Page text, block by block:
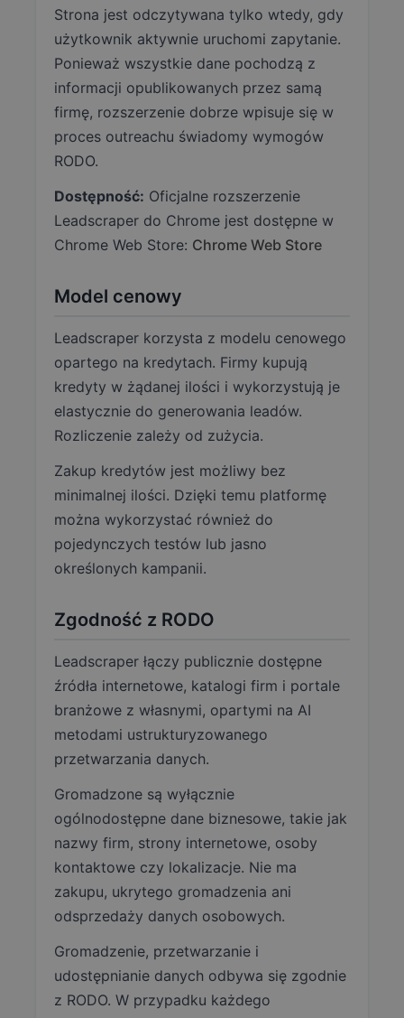
Strona jest odczytywana tylko wtedy, gdy
użytkownik aktywnie uruchomi zapytanie.
Ponieważ wszystkie dane pochodzą z
informacji opublikowanych przez samą
firmę, rozszerzenie dobrze wpisuje się w
proces outreachu świadomy wymogów
RODO.
Dostępność: Oficjalne rozszerzenie
Leadscraper do Chrome jest dostępne w
Chrome Web Store: Chrome Web Store
Model cenowy
Leadscraper korzysta z modelu cenowego
opartego na kredytach. Firmy kupują
kredyty w żądanej ilości i wykorzystują je
elastycznie do generowania leadów.
Rozliczenie zależy od zużycia.
Zakup kredytów jest możliwy bez
minimalnej ilości. Dzięki temu platformę
można wykorzystać również do
pojedynczych testów lub jasno
określonych kampanii.
Zgodność z RODO
Leadscraper łączy publicznie dostępne
źródła internetowe, katalogi firm i portale
branżowe z własnymi, opartymi na AI
metodami ustrukturyzowanego
przetwarzania danych.
Gromadzone są wyłącznie
ogólnodostępne dane biznesowe, takie jak
nazwy firm, strony internetowe, osoby
kontaktowe czy lokalizacje. Nie ma
zakupu, ukrytego gromadzenia ani
odsprzedaży danych osobowych.
Gromadzenie, przetwarzanie i
udostępnianie danych odbywa się zgodnie
z RODO. W przypadku każdego